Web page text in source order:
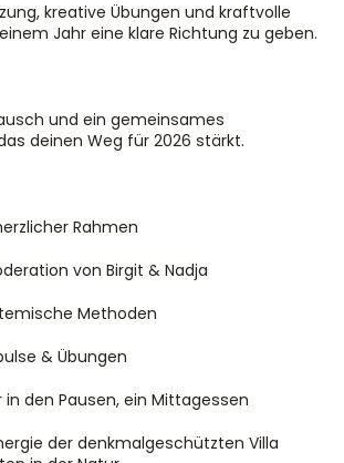
kreative Übungen und kraftvolle
Jahr eine klare Richtung zu geben.
und ein gemeinsames
deinen Weg für 2026 stärkt.
Rahmen
von Birgit & Nadja
Methoden
& Übungen
den Pausen, ein Mittagessen
der denkmalgeschützten Villa